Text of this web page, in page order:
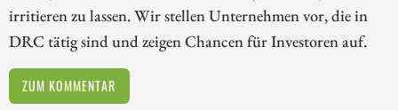
irritieren zu lassen. Wir stellen Unternehmen vor, die in
DRC tätig sind und zeigen Chancen für Investoren auf.
ZUM KOMMENTAR